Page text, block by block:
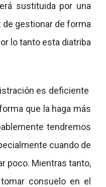
sustituida por una
gestionar de forma
lo tanto esta diatriba
es deficiente
que la haga más
tendremos
cuando de
poco. Mientras tanto,
consuelo en el